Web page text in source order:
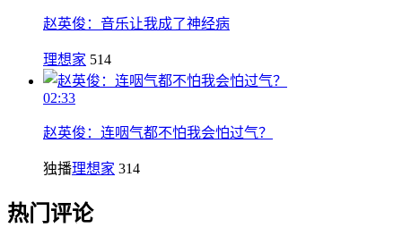
赵英俊：音乐让我成了神经病
理想家 514
02:33
赵英俊：连咽气都不怕我会怕过气？
独播理想家 314
热门评论